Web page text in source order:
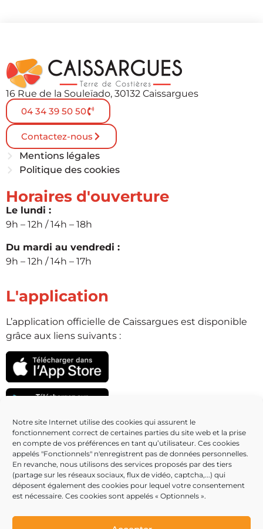
Notre site Internet utilise des cookies qui assurent le
fonctionnement correct de certaines parties du site web et la prise
en compte de vos préférences en tant qu’utilisateur. Ces cookies
appelés "Fonctionnels" n'enregistrent pas de données personnelles.
En revanche, nous utilisons des services proposés par des tiers
(partage sur les réseaux sociaux, flux de vidéo, captcha,...) qui
déposent également des cookies pour lequel votre consentement
est nécessaire. Ces cookies sont appelés « Optionnels ».
16 Rue de la Souleïado, 30132 Caissargues
04 34 39 50 50
Contactez-nous
Mentions légales
Politique des cookies
Horaires d'ouverture
Le lundi :
9h – 12h / 14h – 18h
Du mardi au vendredi :
9h – 12h / 14h – 17h
L'application
L’application officielle de Caissargues est disponible
grâce aux liens suivants :
Partenaires